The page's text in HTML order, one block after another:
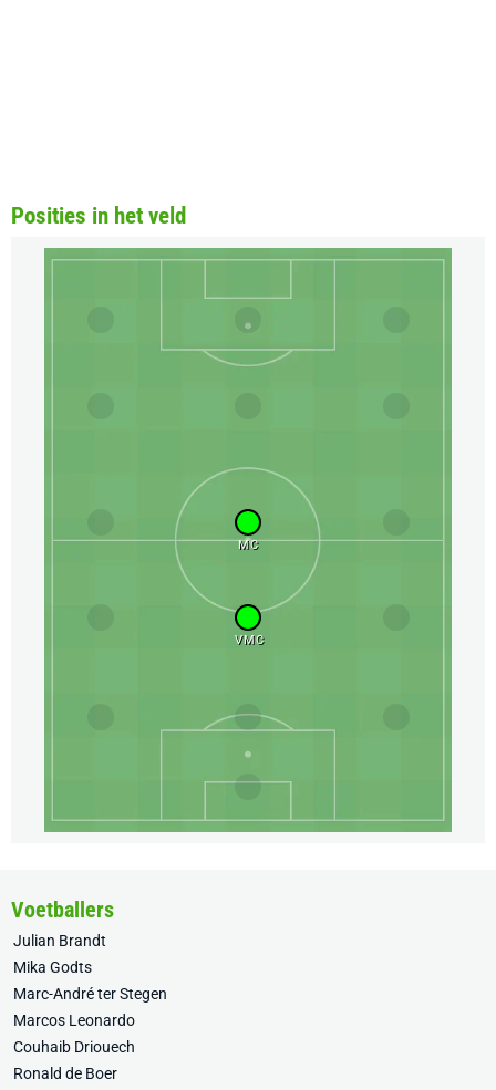
Posities in het veld
MC
VMC
Voetballers
Julian Brandt
Mika Godts
Marc-André ter Stegen
Marcos Leonardo
Couhaib Driouech
Ronald de Boer